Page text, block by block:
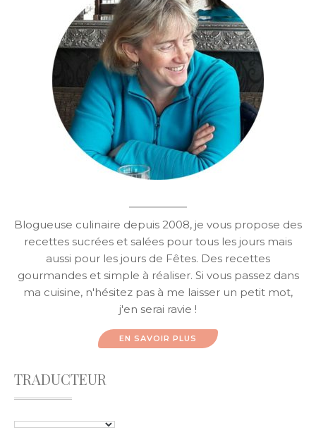
Blogueuse culinaire depuis 2008, je vous propose des
recettes sucrées et salées pour tous les jours mais
aussi pour les jours de Fêtes. Des recettes
gourmandes et simple à réaliser. Si vous passez dans
ma cuisine, n'hésitez pas à me laisser un petit mot,
j'en serai ravie !
EN SAVOIR PLUS
TRADUCTEUR